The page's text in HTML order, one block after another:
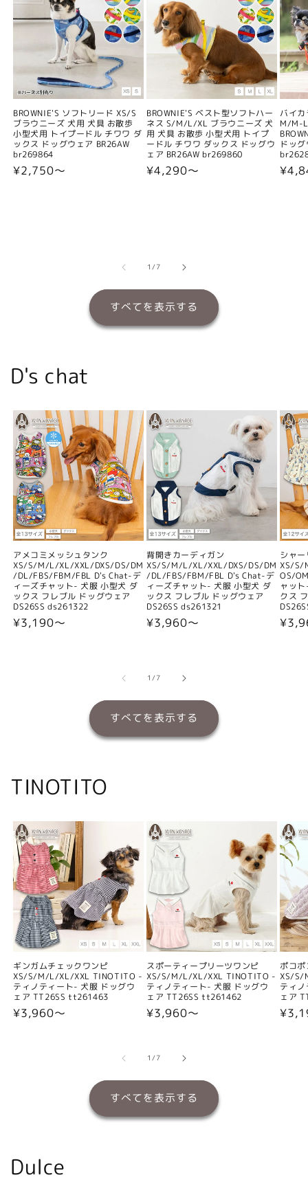
BROWNIE'S ソフトリード XS/S
ブラウニーズ 犬用 犬具 お散歩
小型犬用 トイプードル チワワ ダ
ックス ドッグウェア BR26AW
br269864
通
¥2,750〜
BROWNIE'S ベスト型ソフトハー
ネス S/M/L/XL ブラウニーズ 犬
用 犬具 お散歩 小型犬用 トイプ
ードル チワワ ダックス ドッグウ
ェア BR26AW br269860
通
¥4,290〜
バイ
M/M-
ドッ
通
1/の
7
すべてを表示する
D's chat
アメコミメッシュタンク
XS/S/M/L/XL/XXL/DXS/DS/DM
/DL/FBS/FBM/FBL D's Chat-デ
ィーズチャット- 犬服 小型犬 ダ
ックス フレブル ドッグウェア
DS26SS ds261322
通
¥3,190〜
背開きカーディガン
XS/S/M/L/XL/XXL/DXS/DS/DM
/DL/FBS/FBM/FBL D's Chat-デ
ィーズチャット- 犬服 小型犬 ダ
ックス フレブル ドッグウェア
DS26SS ds261321
通
¥3,960〜
シャ
XS/
OS/
ャッ
クス
通
1/の
7
すべてを表示する
TINOTITO
ギンガムチェックワンピ
XS/S/M/L/XL/XXL TINOTITO -
ティノティート- 犬服 ドッグウ
ェア TT26SS tt261463
通
¥3,960〜
スポーティープリーツワンピ
XS/S/M/L/XL/XXL TINOTITO -
ティノティート- 犬服 ドッグウ
ェア TT26SS tt261462
通
格
¥3,960〜
ポコ
XS/S/
ティ
ェア
通
1/の
7
すべてを表示する
Dulce